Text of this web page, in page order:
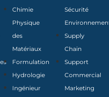
Chimie
Physique
des
Matériaux
Formulation
Hydrologie
Ingénieur
Sécurité
Supply
Chain
Support
Commercial
Marketing